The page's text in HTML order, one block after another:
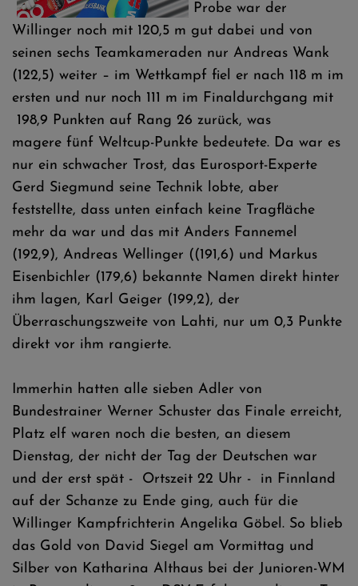
Probe war der
Willinger noch mit 120,5 m gut dabei und von
seinen sechs Teamkameraden nur Andreas Wank
(122,5) weiter – im Wettkampf fiel er nach 118 m im
ersten und nur noch 111 m im Finaldurchgang mit
198,9 Punkten auf Rang 26 zurück, was
magere fünf Weltcup-Punkte bedeutete. Da war es
nur ein schwacher Trost, das Eurosport-Experte
Gerd Siegmund seine Technik lobte, aber
feststellte, dass unten einfach keine Tragfläche
mehr da war und das mit Anders Fannemel
(192,9), Andreas Wellinger ((191,6) und Markus
Eisenbichler (179,6) bekannte Namen direkt hinter
ihm lagen, Karl Geiger (199,2), der
Überraschungszweite von Lahti, nur um 0,3 Punkte
direkt vor ihm rangierte.
Immerhin hatten alle sieben Adler von
Bundestrainer Werner Schuster das Finale erreicht,
Platz elf waren noch die besten, an diesem
Dienstag, der nicht der Tag der Deutschen war
und der erst spät - Ortszeit 22 Uhr - in Finnland
auf der Schanze zu Ende ging, auch für die
Willinger Kampfrichterin Angelika Göbel. So blieb
das Gold von David Siegel am Vormittag und
Silber von Katharina Althaus bei der Junioren-WM